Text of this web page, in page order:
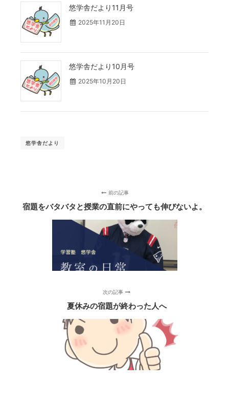
悠学舎だより11月号
2025年11月20日
悠学舎だより10月号
2025年10月20日
悠学舎だより
前の記事
宿題をバタバタと授業の直前にやっても伸びないよ。
次の記事
夏休みの宿題が終わった人へ